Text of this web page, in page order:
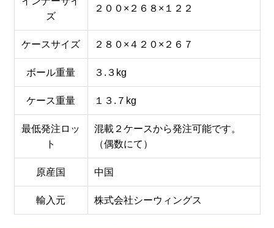
ズ
２００×２６８×１２２
ケースサイズ ２８０×４２０×２６７
ボール重量 ３.３kg
ケース重量 １３.７kg
最低発注ロッ
ト
混載２ケースから発注可能です。
（偶数にて）
原産国 中国
輸入元 株式会社シーウィングス